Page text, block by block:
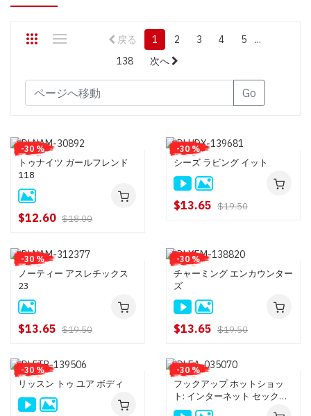
戻る 1 2 3 4 5
...
138
次へ
Go
-30 %
トゥナイツ ガールフレンド
118
$12.60 $18.00
-30 %
シーズ ラビング イット
$13.65 $19.50
-30 %
ノーティー アスレチックス
23
$13.65 $19.50
-30 %
チャーミング エンカウンター
ズ
$13.65 $19.50
-30 %
リッスン トゥ ユア ボディ
-30 %
フックアップ ホットショッ
ト: インターネット セックス
アディクツ 11